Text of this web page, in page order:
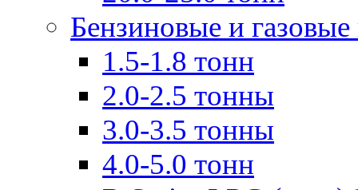
Бензиновые и
1.5-1.8 тонн
2.0-2.5 тонны
3.0-3.5 тонны
4.0-5.0 тонн